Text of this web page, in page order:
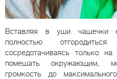
Вставляя в уши чашечки
полностью
сосредотачиваясь только
помешать окружающим,
громкость до